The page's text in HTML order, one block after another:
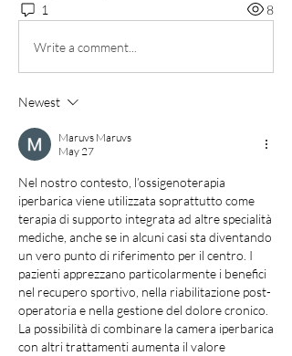
1 8
Write a comment...
Newest
Maruvs Maruvs
May 27
Nel nostro contesto, l’ossigenoterapia
iperbarica viene utilizzata soprattutto come
terapia di supporto integrata ad altre specialità
mediche, anche se in alcuni casi sta diventando
un vero punto di riferimento per il centro. I
pazienti apprezzano particolarmente i benefici
nel recupero sportivo, nella riabilitazione post-
operatoria e nella gestione del dolore cronico.
La possibilità di combinare la camera iperbarica
con altri trattamenti aumenta il valore